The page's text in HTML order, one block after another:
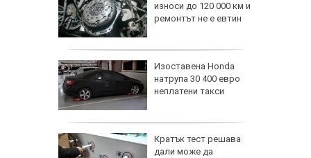
износи до 120 000 км и
ремонтът не е евтин
Изоставена Honda
натрупа 30 400 евро
неплатени такси
Кратък тест решава
дали може да